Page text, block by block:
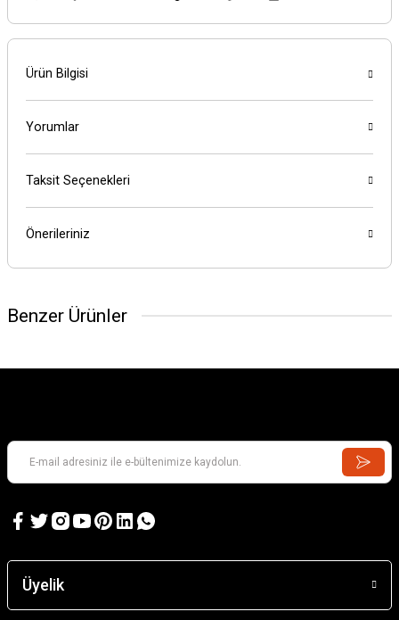
Ürün Bilgisi
Yorumlar
Taksit Seçenekleri
Önerileriniz
Benzer Ürünler
Üyelik